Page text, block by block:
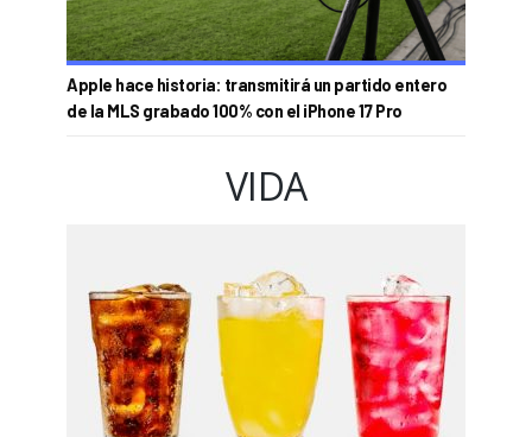
Apple hace historia: transmitirá un partido entero
de la MLS grabado 100% con el iPhone 17 Pro
VIDA